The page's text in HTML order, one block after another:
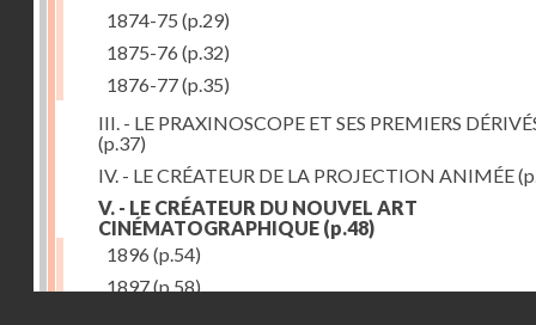
1874-75 (p.29)
1875-76 (p.32)
1876-77(p.35)
III. - LE PRAXINOSCOPE ET SES PREMIERS
(p.37)
IV. - LE CRÉATEUR DE LA PROJECTION ANIMÉE
V. - LE CRÉATEUR DU NOUVEL ART
CINÉMATOGRAPHIQUE (p.48)
1896 (p.54)
1897(p.58)